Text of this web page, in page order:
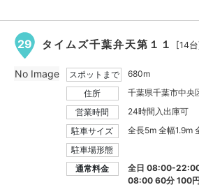
29 タイムズ千葉弁天第１１ [14
スポットまで
680m
住所
千葉県千葉市中央
営業時間
24時間入出庫可
駐車サイズ
全長5m 全幅1.9m
駐車場形態
通常料金
全日 08:00-
08:00 60分 100円
No Image